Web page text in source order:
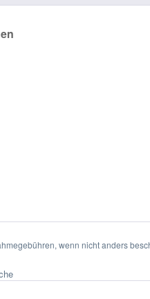
wenn nicht anders